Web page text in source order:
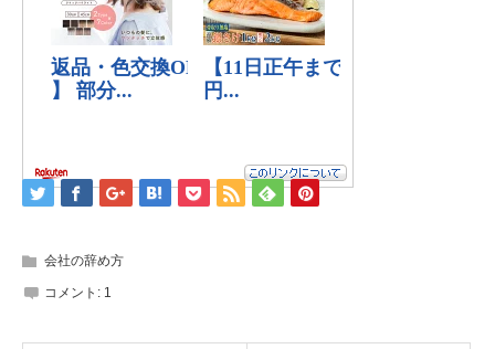
会社の辞め方
コメント: 1